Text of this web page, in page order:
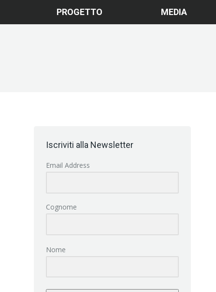
PROGETTO MEDIA
Iscriviti alla Newsletter
Email Address
Cognome
Nome